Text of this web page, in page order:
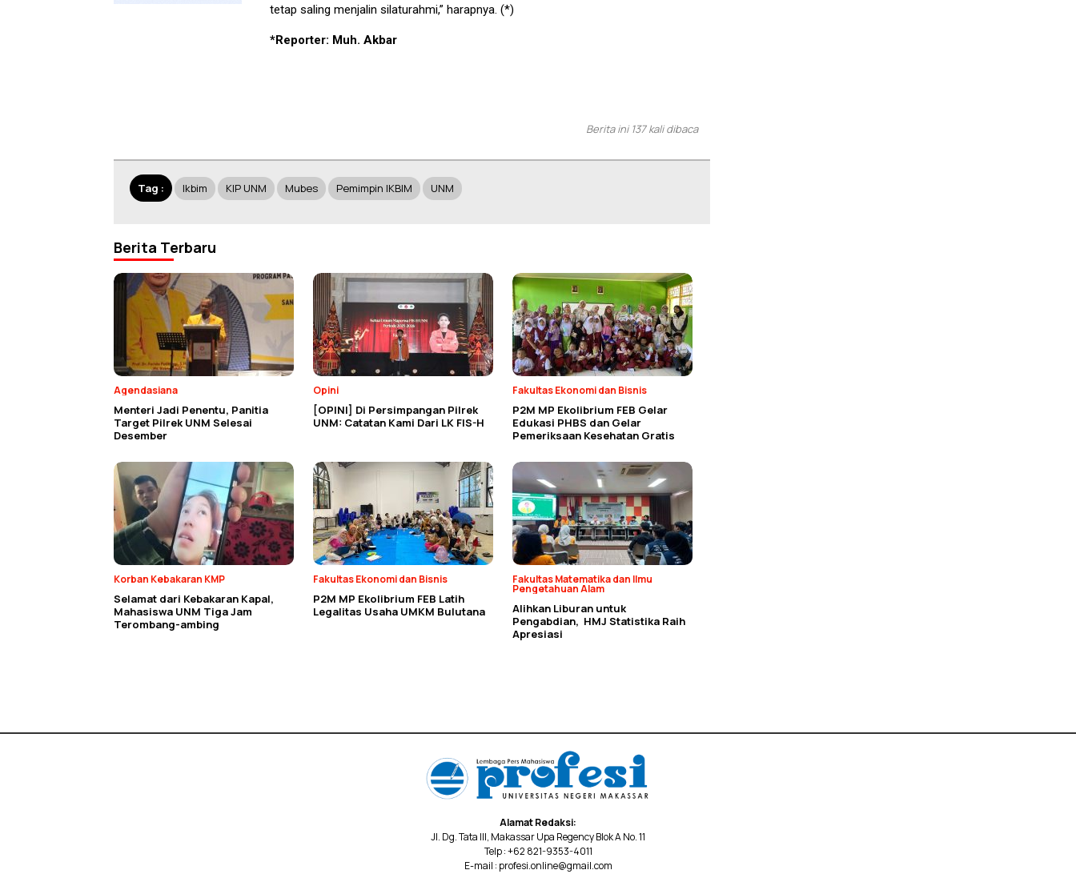
tetap saling menjalin silaturahmi,” harapnya. (*)
*Reporter: Muh. Akbar
Berita ini 137 kali dibaca
Tag : Ikbim KIP UNM Mubes Pemimpin IKBIM UNM
Berita Terbaru
Agendasiana
Menteri Jadi Penentu, Panitia
Target Pilrek UNM Selesai
Desember
Opini
[OPINI] Di Persimpangan Pilrek
UNM: Catatan Kami Dari LK FIS-H
Fakultas Ekonomi dan Bisnis
P2M MP Ekolibrium FEB Gelar
Edukasi PHBS dan Gelar
Pemeriksaan Kesehatan Gratis
Korban Kebakaran KMP
Selamat dari Kebakaran Kapal,
Mahasiswa UNM Tiga Jam
Terombang-ambing
Fakultas Ekonomi dan Bisnis
P2M MP Ekolibrium FEB Latih
Legalitas Usaha UMKM Bulutana
Fakultas Matematika dan Ilmu
Pengetahuan Alam
Alihkan Liburan untuk
Pengabdian, HMJ Statistika Raih
Apresiasi
Alamat Redaksi:
Jl. Dg. Tata III, Makassar Upa Regency Blok A No. 11
Telp : +62 821-9353-4011
E-mail : profesi.online@gmail.com